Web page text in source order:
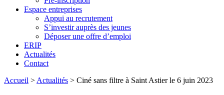
Espace entreprises
Appui au recrutement
S’investir auprès des jeunes
Déposer une offre d’emploi
ERIP
Actualités
Contact
Accueil > Actualités > Ciné sans filtre à Saint Astier le 6 juin 2023